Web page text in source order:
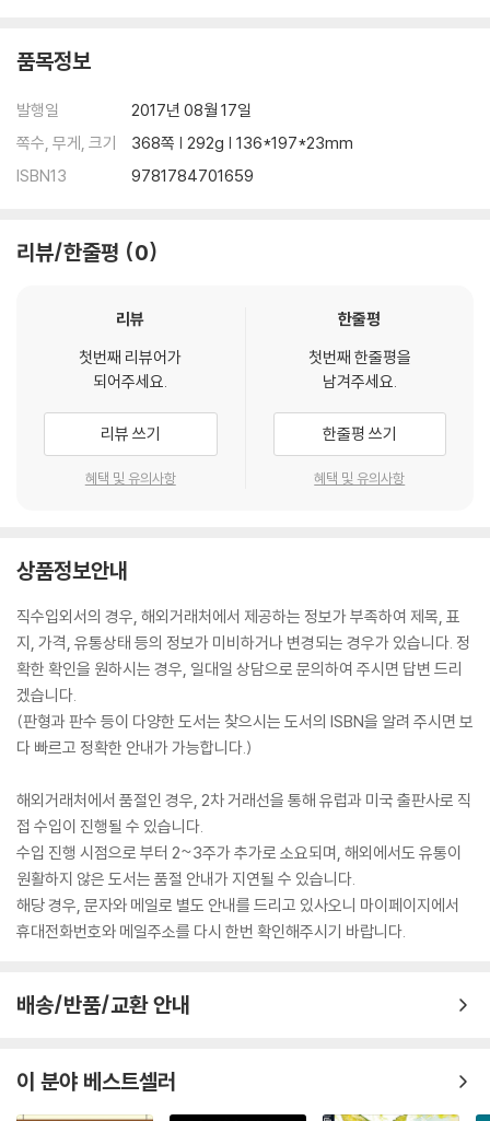
품목정보
발행일
2017년 08월 17일
쪽수, 무게, 크기
368쪽 | 292g | 136*197*23mm
ISBN13
9781784701659
리뷰/한줄평 0
리뷰
첫번째 리뷰어가
되어주세요.
리뷰 쓰기
혜택 및 유의사항
한줄평
첫번째 한줄평을
남겨주세요.
한줄평 쓰기
혜택 및 유의사항
상품정보안내
직수입외서의 경우, 해외거래처에서 제공하는 정보가 부족하여 제목, 표
지, 가격, 유통상태 등의 정보가 미비하거나 변경되는 경우가 있습니다. 정
확한 확인을 원하시는 경우, 일대일 상담으로 문의하여 주시면 답변 드리
겠습니다.
(판형과 판수 등이 다양한 도서는 찾으시는 도서의 ISBN을 알려 주시면 보
다 빠르고 정확한 안내가 가능합니다.)
해외거래처에서 품절인 경우, 2차 거래선을 통해 유럽과 미국 출판사로 직
접 수입이 진행될 수 있습니다.
수입 진행 시점으로 부터 2~3주가 추가로 소요되며, 해외에서도 유통이
원활하지 않은 도서는 품절 안내가 지연될 수 있습니다.
해당 경우, 문자와 메일로 별도 안내를 드리고 있사오니 마이페이지에서
휴대전화번호와 메일주소를 다시 한번 확인해주시기 바랍니다.
배송/반품/교환 안내
이 분야 베스트셀러